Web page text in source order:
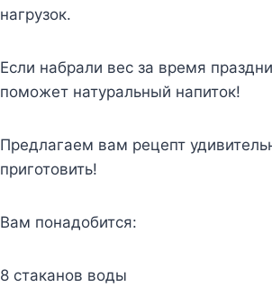
нагрузок.
Если набрали вес за время
поможет натуральный напиток!
Предлагаем вам рецепт
приготовить!
Вам понадобится:
8 стаканов воды